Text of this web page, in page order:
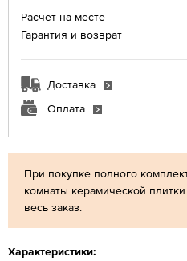
При покупке полного
комнаты керамической
весь заказ.
Характеристики:
Расчет на месте
Гарантия и возврат
Доставка
Оплата